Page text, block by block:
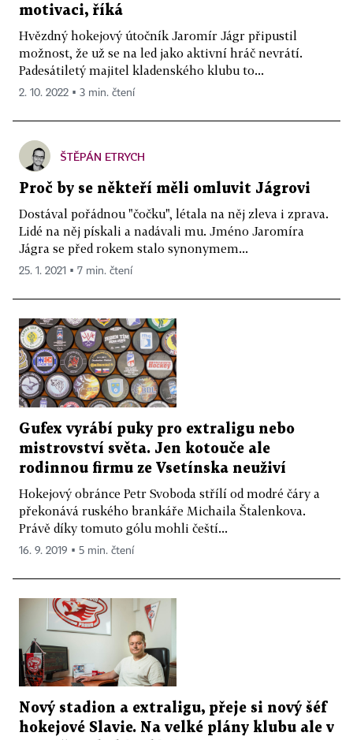
motivaci, říká
Hvězdný hokejový útočník Jaromír Jágr připustil
možnost, že už se na led jako aktivní hráč nevrátí.
Padesátiletý majitel kladenského klubu to...
2. 10. 2022 ▪ 3 min. čtení
ŠTĚPÁN ETRYCH
Proč by se někteří měli omluvit Jágrovi
Dostával pořádnou "čočku", létala na něj zleva i zprava.
Lidé na něj pískali a nadávali mu. Jméno Jaromíra
Jágra se před rokem stalo synonymem...
25. 1. 2021 ▪ 7 min. čtení
Gufex vyrábí puky pro extraligu nebo
mistrovství světa. Jen kotouče ale
rodinnou firmu ze Vsetínska neuživí
Hokejový obránce Petr Svoboda střílí od modré čáry a
překonává ruského brankáře Michaila Štalenkova.
Právě díky tomuto gólu mohli čeští...
16. 9. 2019 ▪ 5 min. čtení
Nový stadion a extraligu, přeje si nový šéf
hokejové Slavie. Na velké plány klubu ale v